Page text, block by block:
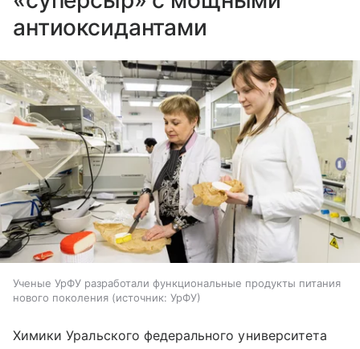
антиоксидантами
Ученые УрФУ разработали функциональные продукты питания
нового поколения
источник: УрФУ
Химики Уральского федерального университета